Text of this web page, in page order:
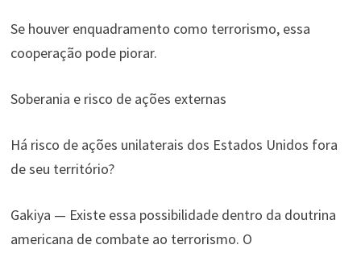
Se houver enquadramento como terrorismo, essa
cooperação pode piorar.
Soberania e risco de ações externas
Há risco de ações unilaterais dos Estados Unidos fora
de seu território?
Gakiya — Existe essa possibilidade dentro da doutrina
americana de combate ao terrorismo. O